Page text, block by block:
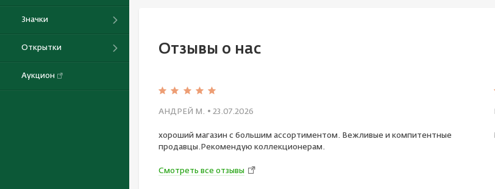
Значки
Открытки
Аукцион
Отзывы о нас
АНДРЕЙ М. • 23.07.2026
хороший магазин с большим ассортиментом. Вежливые и компитентные
продавцы.Рекомендую коллекционерам.
Смотреть все отзывы